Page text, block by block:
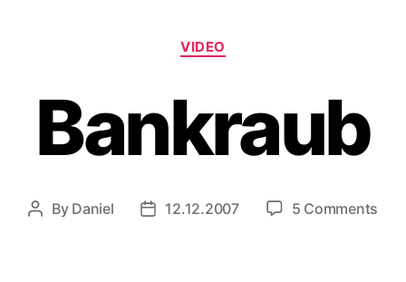
Categories
VIDEO
Bankraub
Post
By Daniel
Post12.12.2007 5 Comments